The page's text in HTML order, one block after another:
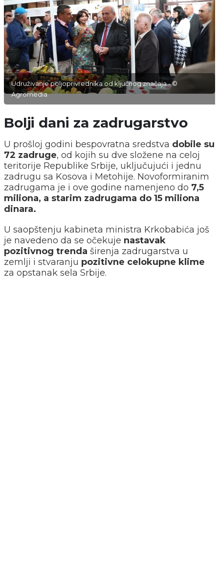
Udruživanje poljoprivrednika od ključnog značaja - ©
Agromedia
Bolji dani za zadrugarstvo
U prošloj godini bespovratna sredstva dobile su
72 zadruge, od kojih su dve složene na celoj
teritorije Republike Srbije, uključujući i jednu
zadrugu sa Kosova i Metohije. Novoformiranim
zadrugama je i ove godine namenjeno do 7,5
miliona, a starim zadrugama do 15 miliona
dinara.
U saopštenju kabineta ministra Krkobabića još
je navedeno da se očekuje nastavak
pozitivnog trenda širenja zadrugarstva u
zemlji i stvaranju pozitivne celokupne klime
za opstanak sela Srbije.